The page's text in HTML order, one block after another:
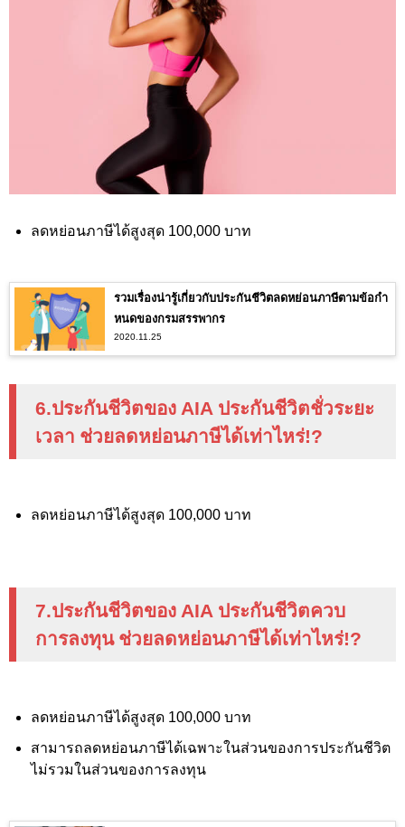
ลดหย่อนภาษีได้สูงสุด 100,000 บาท
รวมเรื่องน่ารู้เกี่ยวกับประกันชีวิตลดหย่อนภาษีตามข้อกำ
หนดของกรมสรรพากร
2020.11.25
6.ประกันชีวิตของ AIA ประกันชีวิตชั่วระยะ
เวลา ช่วยลดหย่อนภาษีได้เท่าไหร่!?
ลดหย่อนภาษีได้สูงสุด 100,000 บาท
7.ประกันชีวิตของ AIA ประกันชีวิตควบ
การลงทุน ช่วยลดหย่อนภาษีได้เท่าไหร่!?
ลดหย่อนภาษีได้สูงสุด 100,000 บาท
สามารถลดหย่อนภาษีได้เฉพาะในส่วนของการประกันชีวิต
ไม่รวมในส่วนของการลงทุน